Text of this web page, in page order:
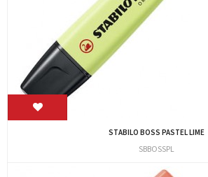
STABILO BOSS PASTEL LIME
SBBOSSPL